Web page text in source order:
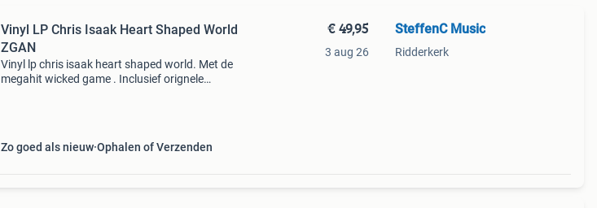
Vinyl LP Chris Isaak Heart Shaped World
ZGAN
Vinyl lp chris isaak heart shaped world. Met de
megahit wicked game . Inclusief orignele
Zo goed als nieuw Ophalen of Verzenden
€ 49,95
3 aug 26
SteffenC Music
Ridderkerk